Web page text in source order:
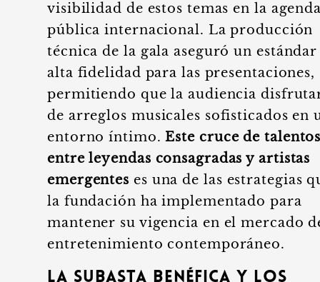
visibilidad de estos temas en la
pública internacional. La producción
técnica de la gala aseguró un estándar
alta fidelidad para las presentaciones,
permitiendo que la audiencia
de arreglos musicales sofisticados en
entorno íntimo.Este cruce de
entre leyendas consagradas y artistas
emergentes es una de las estrategias
la fundación ha implementado para
mantener su vigencia en el mercado
entretenimiento contemporáneo.
La subasta benéfica y los